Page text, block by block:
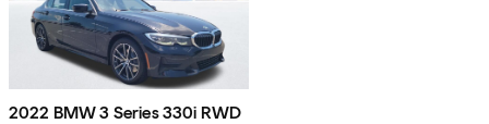
2022 BMW 3 Series 330i RWD